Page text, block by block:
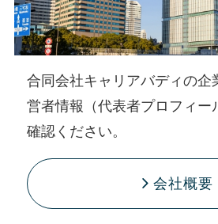
合同会社キャリアバディの企
営者情報（代表者プロフィー
確認ください。
会社概要